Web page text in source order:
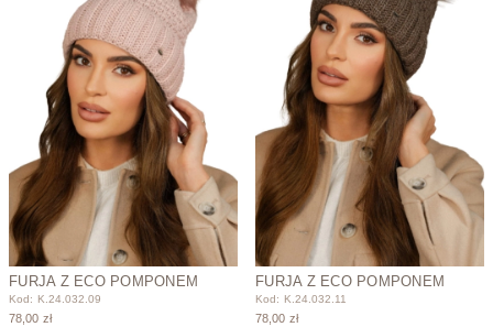
FURJA Z ECO POMPONEM
Kod: K.24.032.09
78,00 zł
FURJA Z ECO POMPONEM
Kod: K.24.032.11
78,00 zł